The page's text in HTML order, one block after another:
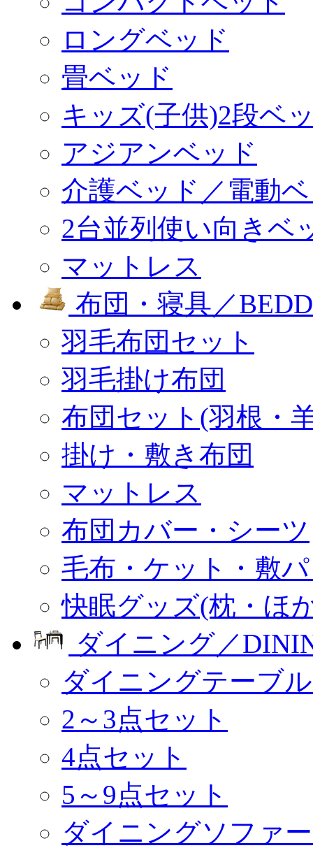
ロングベッド
畳ベッド
キッズ(子供)2段ベ
アジアンベッド
介護ベッド／電動
2台並列使い向きベ
マットレス
布団・寝具／
羽毛布団セット
羽毛掛け布団
布団セット(羽根・
掛け・敷き布団
マットレス
布団カバー・シーツ
毛布・ケット・敷
快眠グッズ(枕・ほ
ダイニング／
ダイニングテーブ
2～3点セット
4点セット
5～9点セット
ダイニングソファ